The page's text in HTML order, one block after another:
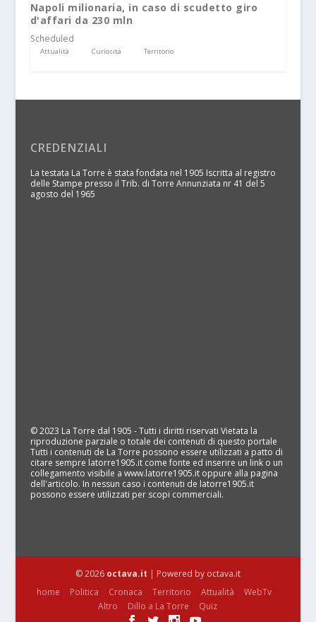
Napoli milionaria, in caso di scudetto giro
d'affari da 230 mln
Scheduled
Attualità Curiosità Territorio
CREDENZIALI
La testata La Torre è stata fondata nel 1905 Iscritta al registro
delle Stampe presso il Trib. di Torre Annunziata nr 41 del 5
agosto del 1965
© 2023 La Torre dal 1905 - Tutti i diritti riservati Vietata la
riproduzione parziale o totale dei contenuti di questo portale
Tutti i contenuti de La Torre possono essere utilizzati a patto di
citare sempre latorre1905.it come fonte ed inserire un link o un
collegamento visibile a www.latorre1905.it oppure alla pagina
dell'articolo. In nessun caso i contenuti de latorre1905.it
possono essere utilizzati per scopi commerciali.
© 2026 octava.it | Powered by octava.it
home
Politica Cronaca Territorio Attualità
WebTv
Altro
Dillo a La Torre Quiz